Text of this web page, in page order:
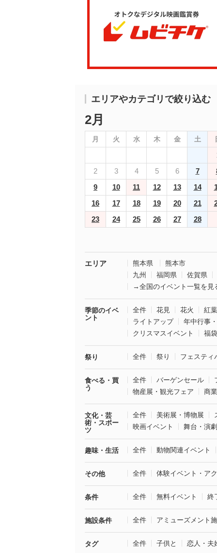
エリアやカテゴリで絞り込む
2月
月 火 水 木 金 土
2
3 4 5 6 7
9
10 11 12 13 14
16
17 18 19 20 21
23
24 25 26 27 28
エリア 熊本県
熊本市
九州
福岡県
佐賀県
→全国のイベント一覧を見
季節のイベ
ント
全件 花見 花火
紅葉
ライトアップ
年中行事
クリスマスイベント
福
祭り 全件 祭り フェスティ
食べる・買
う
全件 バーゲンセール
物産展・観光フェア
商
文化・芸
術・スポー
ツ
全件 美術展・博物展
映画イベント
舞台・演劇
趣味・生活 全件 動物関連イベント
その他 全件 体験イベント・ア
条件 全件 無料イベント 終
施設条件 全件 アミューズメント
タグ 全件 子供と 恋人・夫